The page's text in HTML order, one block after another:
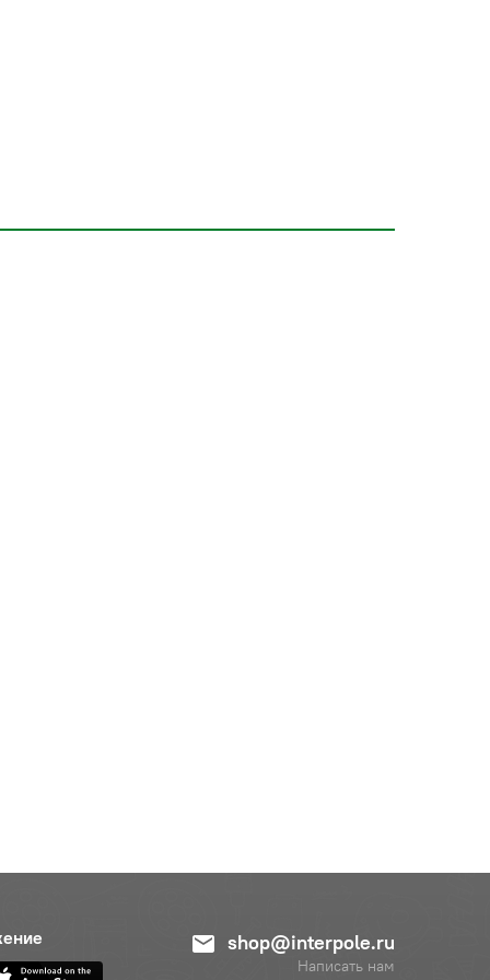
shop@interpole.ru
Написать нам